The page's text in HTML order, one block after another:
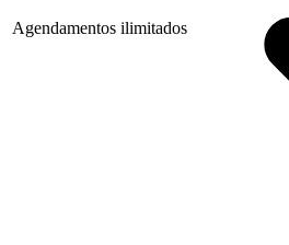
Agendamentos ilimitados